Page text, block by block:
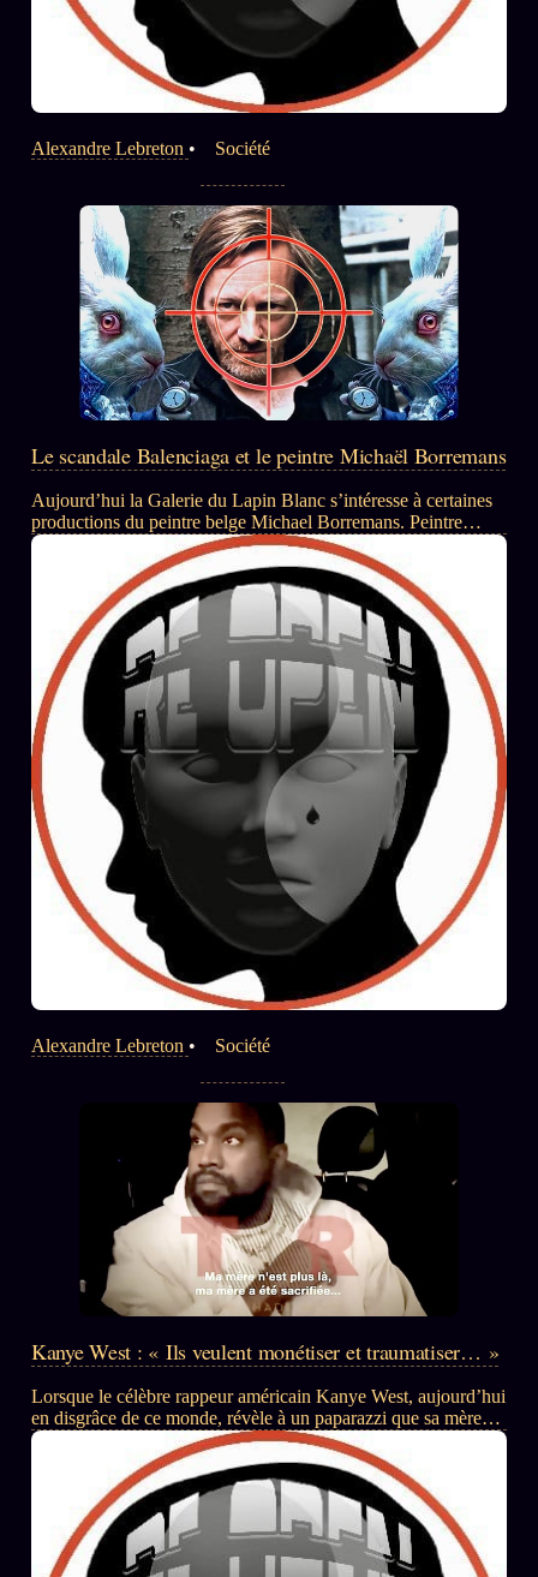
Alexandre Lebreton • Société
Le scandale Balenciaga et le peintre Michaël Borremans
Aujourd’hui la Galerie du Lapin Blanc s’intéresse à certaines
productions du peintre belge Michael Borremans. Peintre
ayant été furtivement mis en lumière lors du scandale
luxueuse marque, mettant en scène l’actrice française Isabelle
Huppert, nous remarquons dans
Alexandre Lebreton • Société
Kanye West : « Ils veulent monétiser et traumatiser… »
Lorsque le célèbre rappeur américain Kanye West, aujourd’hui
en disgrâce de ce monde, révèle à un paparazzi que sa mère
Donda West aurait été « sacrifiée », comme d’autres… Il parle
également de grandes stars de la NBA qui seraient sous «
contrôle », mais aussi du milieu hollywoodien… Lire aussi :